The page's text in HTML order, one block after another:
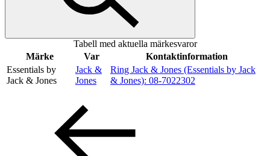
Erbjudanden
Inspiration
Tabell med aktuella märkesvaror
Märke
Var
Kontaktinformation
Essentials by
Jack & Jones
Jack &
Jones
Ring Jack & Jones (Essentials by Jack
& Jones): 08-7022302